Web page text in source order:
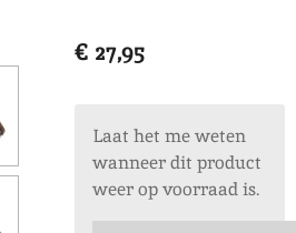
€ 27,95
Laat het me weten
wanneer dit product
weer op voorraad is.